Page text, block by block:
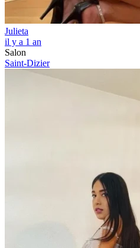
Julieta
il y a 1 an
Salon
Saint-Dizier